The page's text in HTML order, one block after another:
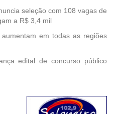
seleção com 108 vagas de
a R$ 3,4 mil
em todas as regiões
edital de concurso público